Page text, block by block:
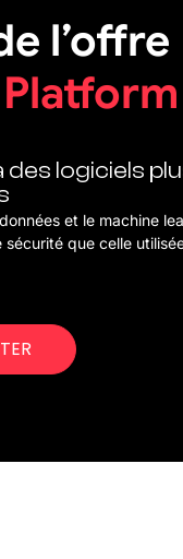
l’offre
logiciels
et le machine
que celle